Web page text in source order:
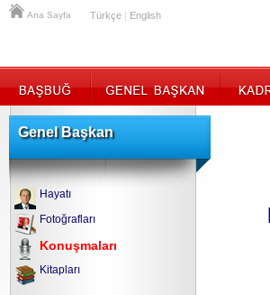
Ana Sayfa Türkçe English
Genel Başkan
Hayatı
Fotoğrafları
Konuşmaları
Kitapları